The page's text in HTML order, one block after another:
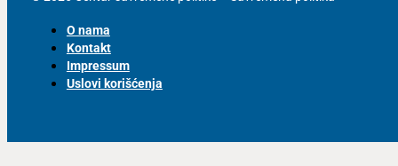
O nama
Kontakt
Impressum
Uslovi korišćenja